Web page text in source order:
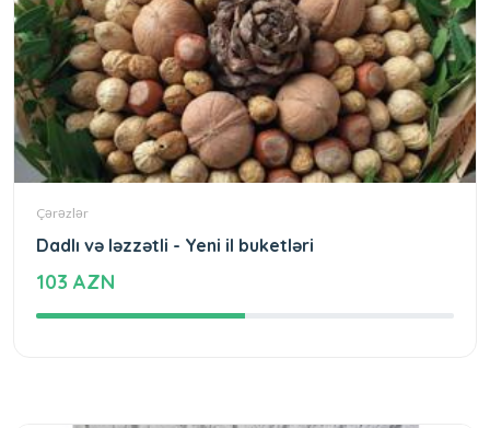
Çərəzlər
Dadlı və ləzzətli - Yeni il buketləri
103 AZN